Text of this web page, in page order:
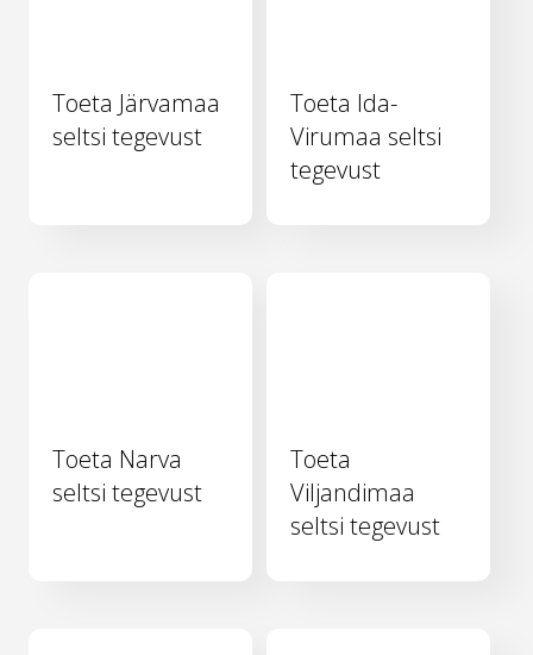
Toeta Järvamaa
seltsi tegevust
Toeta Ida-
Virumaa seltsi
tegevust
Toeta Narva
seltsi tegevust
Toeta
Viljandimaa
seltsi tegevust